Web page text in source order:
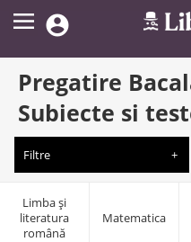

Pregatire
Subiecte si
Filtre
Limba și
literatura
română
Matematica